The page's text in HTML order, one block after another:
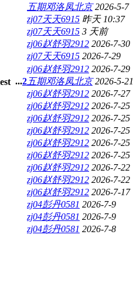
五期邓洛凤北京 2026-5-7
zj07天天6915 昨天 10:37
zj07天天6915 3 天前
zj06赵舒羽2912 2026-7-30
zj07天天6915 2026-7-29
zj06赵舒羽2912 2026-7-29
...2五期邓洛凤北京 2026-5-21
zj06赵舒羽2912 2026-7-27
zj06赵舒羽2912 2026-7-25
zj06赵舒羽2912 2026-7-25
zj06赵舒羽2912 2026-7-25
zj06赵舒羽2912 2026-7-25
zj06赵舒羽2912 2026-7-25
zj06赵舒羽2912 2026-7-22
zj06赵舒羽2912 2026-7-22
zj06赵舒羽2912 2026-7-17
zj04彭丹0581 2026-7-9
zj04彭丹0581 2026-7-9
zj04彭丹0581 2026-7-8